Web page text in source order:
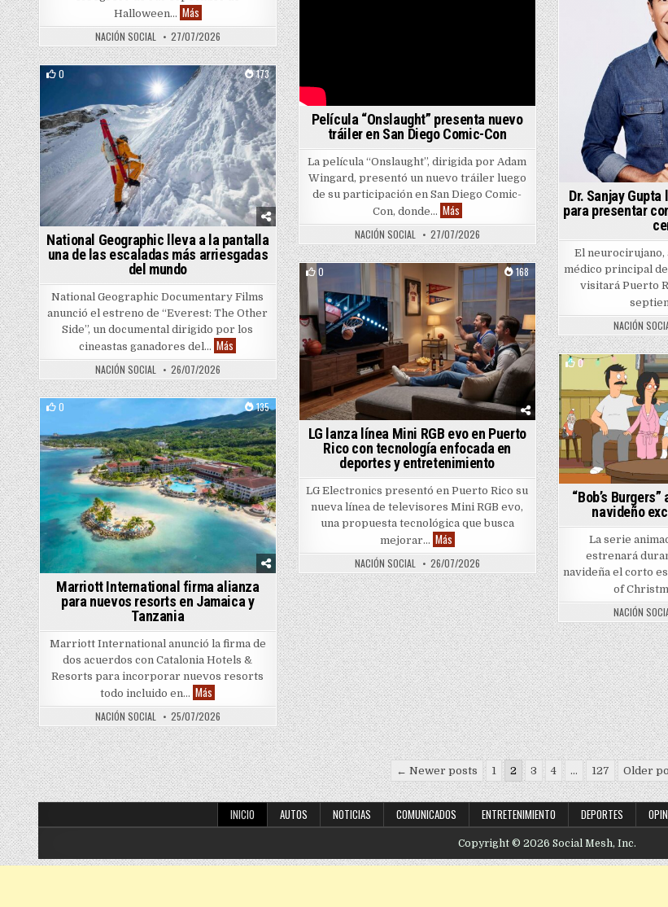
Halloween… Más“Family Guy” estrenará especiales de Halloween y Navidad
NACIÓN SOCIAL 27/07/2026
Dr. Sanjay
para presentar
El
médico principal de
visitará Puerto
NACIÓN
Película “Onslaught” presenta nuevo
tráiler en San Diego Comic-Con
La película “Onslaught”, dirigida por Adam
Wingard, presentó un nuevo tráiler luego
de su participación en San Diego Comic-
Con, donde… MásPelícula “Onslaught” presenta nuevo tráiler en
NACIÓN SOCIAL 27/07/2026
0 173
Posted in
National Geographic lleva a la pantalla
una de las escaladas más arriesgadas
del mundo
National Geographic Documentary Films
anunció el estreno de “Everest: The Other
Side”, un documental dirigido por los
cineastas ganadores del… Más National Geographic lleva a la pantalla una de las escaladas más arriesgadas del mundo
NACIÓN SOCIAL 26/07/2026
0 168
Posted in
LG lanza línea Mini RGB evo en Puerto
Rico con tecnología enfocada en
deportes y entretenimiento
LG Electronics presentó en Puerto Rico su
nueva línea de televisores Mini RGB evo,
una propuesta tecnológica que busca
mejorar… MásLG lanza línea Mini RGB evo en Puerto Rico con
NACIÓN SOCIAL 26/07/2026
0
“Bob’s
navideño
La serie
estrenará
navideña el corto
of
NACIÓN
0 135
Posted in
Marriott International firma alianza
para nuevos resorts en Jamaica y
Tanzania
Marriott International anunció la firma de
dos acuerdos con Catalonia Hotels &
Resorts para incorporar nuevos resorts
todo incluido en… Más Marriott International firma alianza para nuevos resorts en Jamaica y Tanzania
NACIÓN SOCIAL 25/07/2026
Posts pagination ← Newer posts 1 2 3 4 … 127 Older
INICIO AUTOS NOTICIAS COMUNICADOS ENTRETENIMIENTO DEPORTES
Copyright © 2026 Social Mesh, Inc.